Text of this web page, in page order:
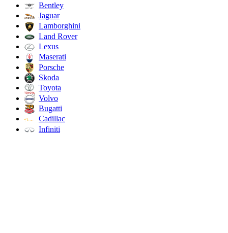
Bentley
Jaguar
Lamborghini
Land Rover
Lexus
Maserati
Porsche
Skoda
Toyota
Volvo
Bugatti
Cadillac
Infiniti